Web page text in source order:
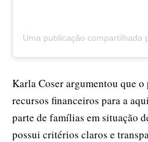
Karla Coser argumentou que
recursos financeiros para a
parte de famílias em situação
possui critérios claros e